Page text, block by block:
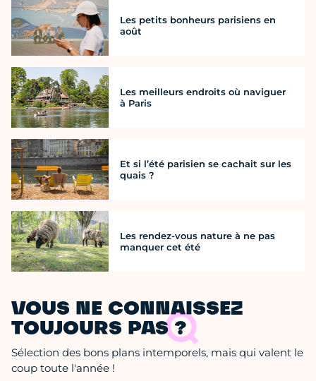
Les petits bonheurs parisiens en
août
Les meilleurs endroits où naviguer
à Paris
Et si l’été parisien se cachait sur les
quais ?
Les rendez-vous nature à ne pas
manquer cet été
VOUS NE CONNAISSEZ
TOUJOURS PAS ?
Sélection des bons plans intemporels, mais qui valent le
coup toute l'année !